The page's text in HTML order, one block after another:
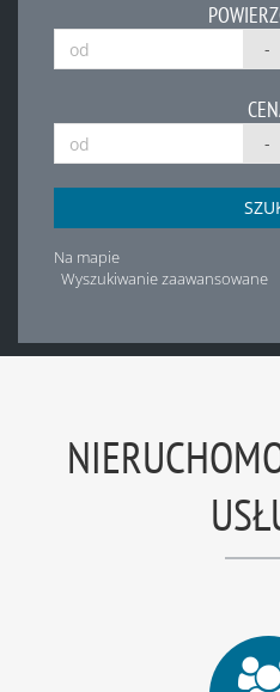
-
-
Na mapie
Wyszukiwanie zaawansowane